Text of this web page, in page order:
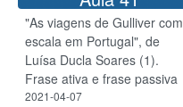
"As viagens de Gulliver com
escala em Portugal", de
Luísa Ducla Soares (1).
Frase ativa e frase passiva
2021-04-07